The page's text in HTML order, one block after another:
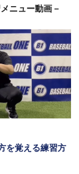
ニュー動画－
を覚える練習方